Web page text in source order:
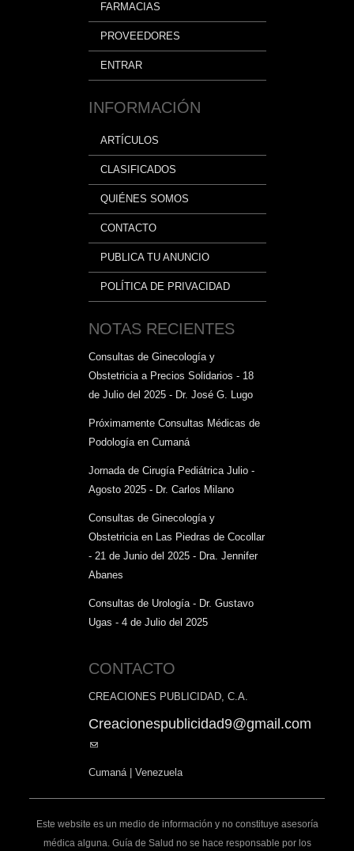
FARMACIAS
PROVEEDORES
ENTRAR
INFORMACIÓN
ARTÍCULOS
CLASIFICADOS
QUIÉNES SOMOS
CONTACTO
PUBLICA TU ANUNCIO
POLÍTICA DE PRIVACIDAD
NOTAS RECIENTES
Consultas de Ginecología y
Obstetricia a Precios Solidarios - 18
de Julio del 2025 - Dr. José G. Lugo
Próximamente Consultas Médicas de
Podología en Cumaná
Jornada de Cirugía Pediátrica Julio -
Agosto 2025 - Dr. Carlos Milano
Consultas de Ginecología y
Obstetricia en Las Piedras de Cocollar
- 21 de Junio del 2025 - Dra. Jennifer
Abanes
Consultas de Urología - Dr. Gustavo
Ugas - 4 de Julio del 2025
CONTACTO
CREACIONES PUBLICIDAD, C.A.
Creacionespublicidad9@gmail.com
(link
mail)
Cumaná | Venezuela
Este website es un medio de información y no constituye asesoría
médica alguna. Guía de Salud no se hace responsable por los